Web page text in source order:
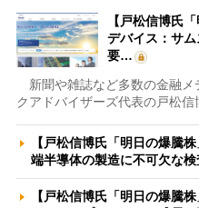
【戸松信博氏
デバイス：サ
要…
新聞や雑誌など多数の金融メ
クアドバイザーズ代表の戸松
【戸松信博氏「明日の爆騰
端半導体の製造に不可欠な
【戸松信博氏「明日の爆騰